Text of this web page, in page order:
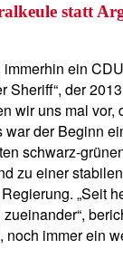
statt
ein
Sheriff“, der
wir uns mal vor,
war der Beginn
schwarz-
zu einer
„Seit
zueinander“,
noch immer ein